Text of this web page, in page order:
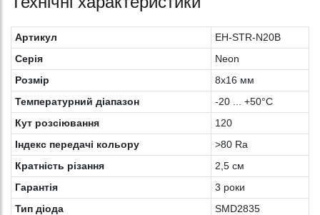
Артикул
EH-STR-N20B
Серія
Neon
Розмір
8х16 мм
Температурний діапазон
-20 ... +50°С
Кут розсіювання
120
Індекс передачі кольору
>80 Ra
Кратність різання
2,5 см
Гарантія
3 роки
Тип діода
SMD2835